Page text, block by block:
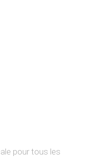
pour tous les